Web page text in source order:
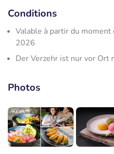
Conditions
Valable à partir du
2026
Der Verzehr ist nur vor Ort
Photos